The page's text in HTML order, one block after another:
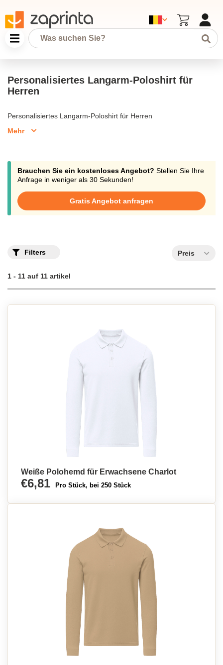
Personalisiertes Langarm-Poloshirt für
Herren
Personalisiertes Langarm-Poloshirt für Herren
Mehr
Brauchen Sie ein kostenloses Angebot? Stellen Sie Ihre
Anfrage in weniger als 30 Sekunden!
Gratis Angebot anfragen
Filters Preis
1 - 11 auf 11 artikel
Weiße Polohemd für Erwachsene Charlot
€6,81 Pro Stück, bei 250 Stück